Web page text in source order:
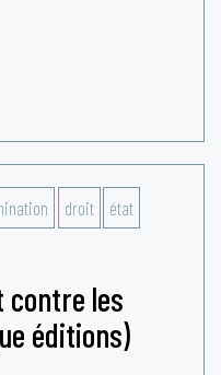
droit état
contre les
éditions)